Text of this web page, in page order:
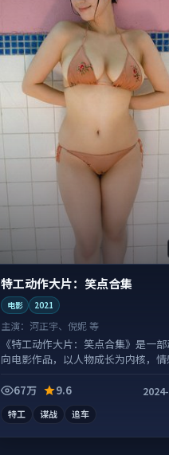
特工动作大片：笑点合集
电影 2021
主演： 河正宇、倪妮 等
《特工动作大片：笑点合集》是一
向电影作品，以人物成长为内核，情
67万
9.6
特工 谍战 追车